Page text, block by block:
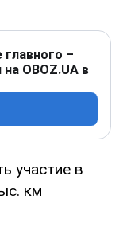
главного –
OBOZ.UA в
участие в
км